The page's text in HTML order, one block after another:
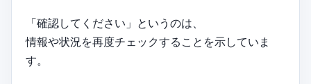
「確認してください」というのは、
情報や状況を再度チェックすることを示していま
す。